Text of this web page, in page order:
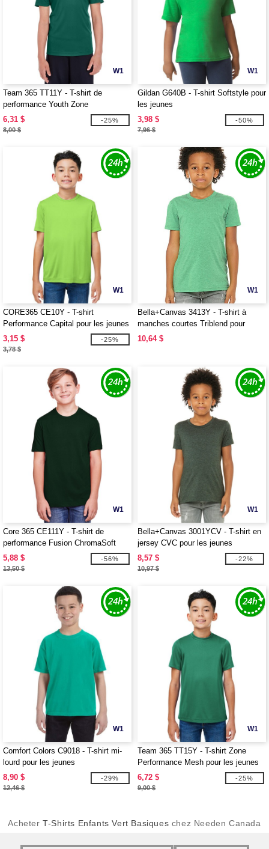
W1
Team 365 TT11Y - T-shirt de
performance Youth Zone
6,31 $
8,00 $
-25%
W1
Gildan G640B - T-shirt Softstyle pour
les jeunes
3,98 $
7,96 $
-50%
W1
CORE365 CE10Y - T-shirt
Performance Capital pour les jeunes
3,15 $
3,78 $
-25%
W1
Bella+Canvas 3413Y - T-shirt à
manches courtes Triblend pour
jeunes
10,64 $
W1
Core 365 CE111Y - T-shirt de
performance Fusion ChromaSoft
pour les jeunes
5,88 $
13,50 $
-56%
W1
Bella+Canvas 3001YCV - T-shirt en
jersey CVC pour les jeunes
8,57 $
10,97 $
-22%
W1
Comfort Colors C9018 - T-shirt mi-
lourd pour les jeunes
8,90 $
12,46 $
-29%
W1
Team 365 TT15Y - T-shirt Zone
Performance Mesh pour les jeunes
6,72 $
9,00 $
-25%
AcheterT-Shirts Enfants Vert Basiques chez Needen Canada